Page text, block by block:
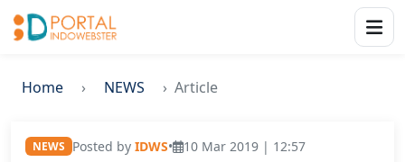
Home NEWS Article
NEWS Posted by IDWS• 10 Mar 2019 | 12:57